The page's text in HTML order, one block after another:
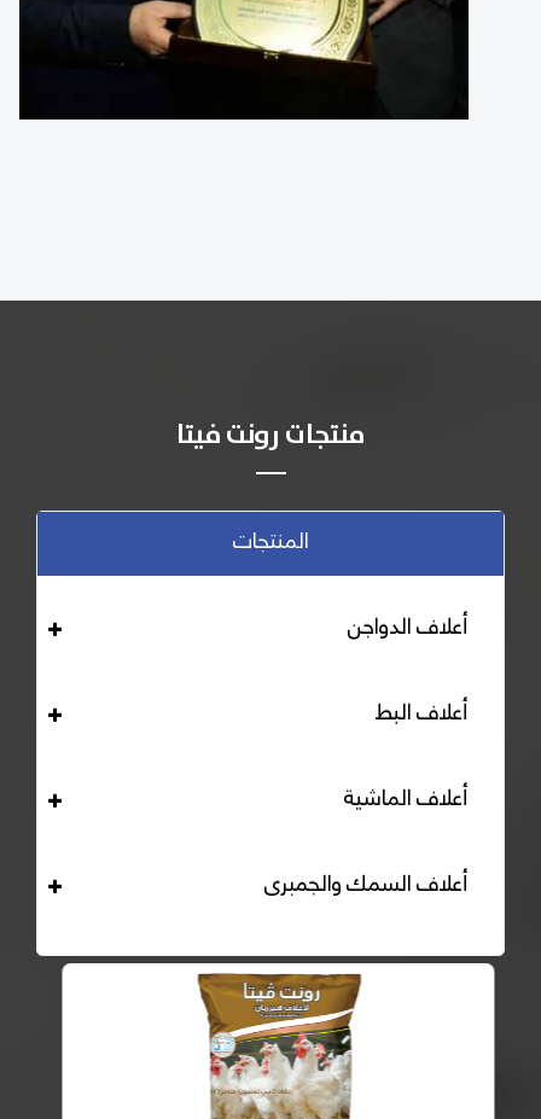
منتجات رونت فيتا
المنتجات
أعلاف الدواجن
أعلاف البط
أعلاف الماشية
أعلاف السمك والجمبرى